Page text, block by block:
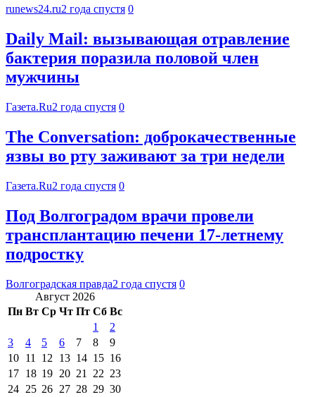
runews24.ru2 года спустя 0
Daily Mail: вызывающая отравление
бактерия поразила половой член
мужчины
Газета.Ru2 года спустя 0
The Conversation: доброкачественные
язвы во рту заживают за три недели
Газета.Ru2 года спустя 0
Под Волгоградом врачи провели
трансплантацию печени 17-летнему
подростку
Волгоградская правда2 года спустя 0
Август 2026
Пн Вт Ср Чт Пт Сб Вс
1
2
3
4 5 6 7 8
9
10 11 12 13 14 15 16
17 18 19 20 21 22 23
24 25 26 27 28 29 30